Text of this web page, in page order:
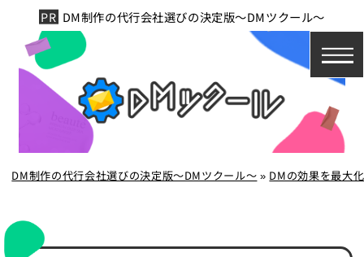
DM制作の代行会社選びの決定版～DMツクール～
DM制作の代行会社選びの決定版～DMツクール～ » DMの効果を最大